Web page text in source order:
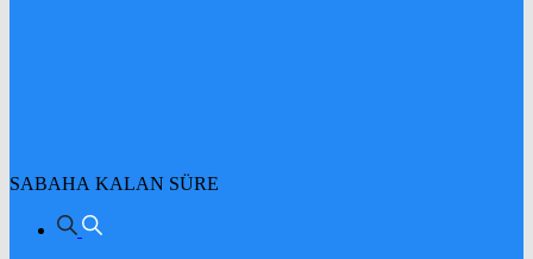
SABAHA KALAN SÜRE